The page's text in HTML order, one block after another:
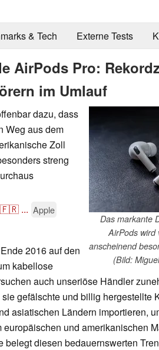
& Tech Externe Tests
AirPods Pro:
im Umlauf
Das markante
AirPods wird
anscheinend
(Bild:
dazu, dass
Weg aus dem
Zoll
streng
🇫🇷 ... Apple
2016 auf den
kabellose
auch unseriöse Händler
gefälschte und billig hergestellte
asiatischen Ländern importieren,
und amerikanischen
diesen bedauernswerten